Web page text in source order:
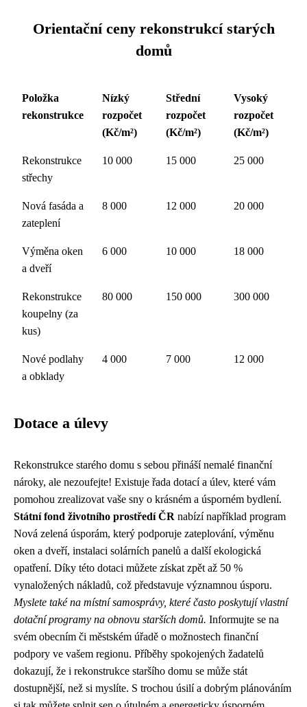
Orientační ceny rekonstrukcí starých
domů
Položka
rekonstrukce
Nízký
rozpočet
(Kč/m²)
Střední
rozpočet
(Kč/m²)
Vysoký
rozpočet
(Kč/m²)
Rekonstrukce
střechy
10 000 15 000 25 000
Nová fasáda a
zateplení
8 000 12 000 20 000
Výměna oken
a dveří
6 000 10 000 18 000
Rekonstrukce
koupelny (za
kus)
80 000 150 000 300 000
Nové podlahy
a obklady
4 000 7 000 12 000
Dotace a úlevy
Rekonstrukce starého domu s sebou přináší nemalé finanční
nároky, ale nezoufejte! Existuje řada dotací a úlev, které vám
pomohou zrealizovat vaše sny o krásném a úsporném bydlení.
Státní fond životního prostředí ČR nabízí například program
Nová zelená úsporám, který podporuje zateplování, výměnu
oken a dveří, instalaci solárních panelů a další ekologická
opatření. Díky této dotaci můžete získat zpět až 50 %
vynaložených nákladů, což představuje významnou úsporu.
Myslete také na místní samosprávy, které často poskytují vlastní
dotační programy na obnovu starších domů. Informujte se na
svém obecním či městském úřadě o možnostech finanční
podpory ve vašem regionu. Příběhy spokojených žadatelů
dokazují, že i rekonstrukce staršího domu se může stát
dostupnější, než si myslíte. S trochou úsilí a dobrým plánováním